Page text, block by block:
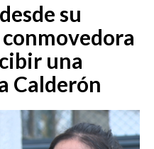
12:30 PM
7:00 PM
su
una
Calderón